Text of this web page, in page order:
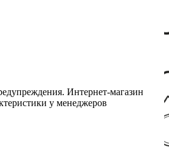
Интернет-магазин
у менеджеров